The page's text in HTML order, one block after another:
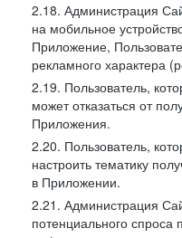
2.18. Администрация
на мобильное
Приложение,
рекламного характера
2.19. Пользователь,
может отказаться от
Приложения.
2.20. Пользователь,
настроить тематику
в Приложении.
2.21. Администрация
потенциального